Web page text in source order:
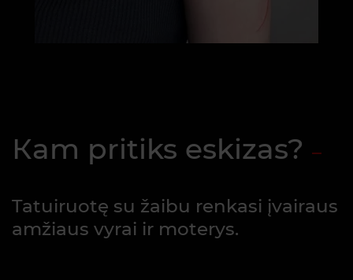
Кam pritiks eskizas?
Tatuiruotę su žaibu renkasi įvairaus
amžiaus vyrai ir moterys.